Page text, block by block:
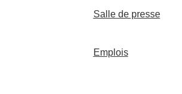
Salle de presse
Emplois